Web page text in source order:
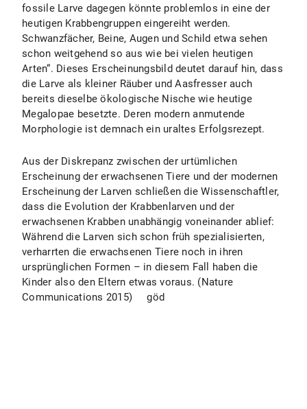
fossile Larve dagegen könnte problemlos in eine der
heutigen Krabbengruppen eingereiht werden.
Schwanzfächer, Beine, Augen und Schild etwa sehen
schon weitgehend so aus wie bei vielen heutigen
Arten“. Dieses Erscheinungsbild deutet darauf hin, dass
die Larve als kleiner Räuber und Aasfresser auch
bereits dieselbe ökologische Nische wie heutige
Megalopae besetzte. Deren modern anmutende
Morphologie ist demnach ein uraltes Erfolgsrezept.
Aus der Diskrepanz zwischen der urtümlichen
Erscheinung der erwachsenen Tiere und der modernen
Erscheinung der Larven schließen die Wissenschaftler,
dass die Evolution der Krabbenlarven und der
erwachsenen Krabben unabhängig voneinander ablief:
Während die Larven sich schon früh spezialisierten,
verharrten die erwachsenen Tiere noch in ihren
ursprünglichen Formen – in diesem Fall haben die
Kinder also den Eltern etwas voraus. (Nature
Communications 2015) göd